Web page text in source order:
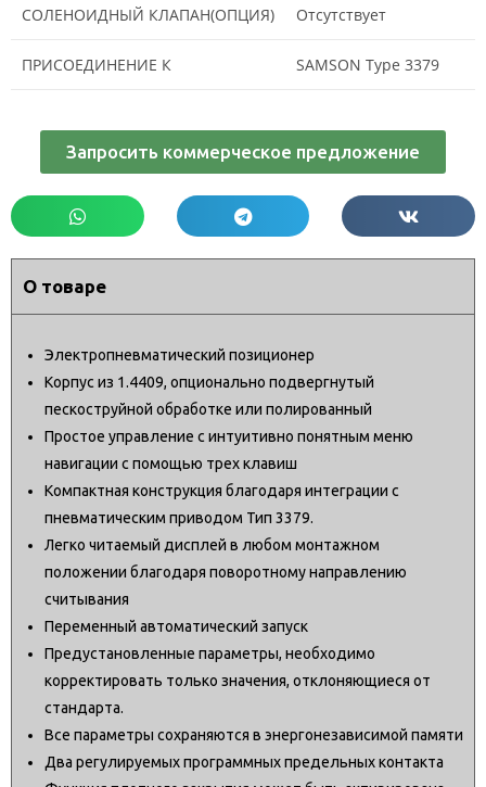
ПРИСОЕДИНЕНИЕ К SAMSON Type 3379
СОЛЕНОИДНЫЙ КЛАПАН(ОПЦИЯ) Отсутствует
Запросить коммерческое предложение
О товаре
Электропневматический позиционер
Корпус из 1.4409, опционально подвергнутый
пескоструйной обработке или полированный
Простое управление с интуитивно понятным меню
навигации с помощью трех клавиш
Компактная конструкция благодаря интеграции с
пневматическим приводом Тип 3379.
Легко читаемый дисплей в любом монтажном
положении благодаря поворотному направлению
считывания
Переменный автоматический запуск
Предустановленные параметры, необходимо
корректировать только значения, отклоняющиеся от
стандарта.
Все параметры сохраняются в энергонезависимой памяти
Два регулируемых программных предельных контакта